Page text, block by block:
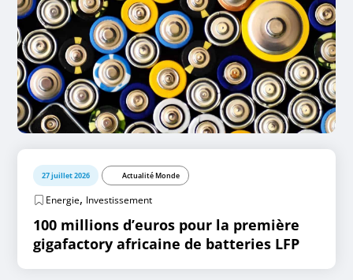
27 juillet 2026 Actualité Monde
Energie, Investissement
100 millions d’euros pour la première
gigafactory africaine de batteries LFP